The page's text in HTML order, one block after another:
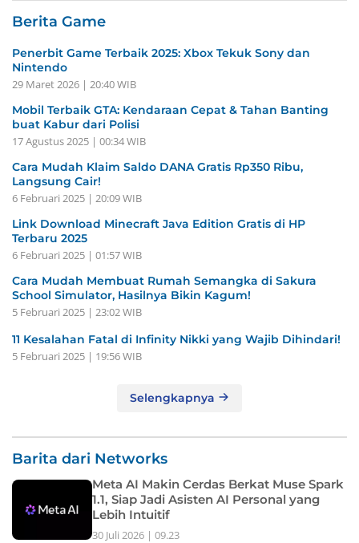
Berita Game
Penerbit Game Terbaik 2025: Xbox Tekuk Sony dan
Nintendo
29 Maret 2026 | 20:40 WIB
Mobil Terbaik GTA: Kendaraan Cepat & Tahan Banting
buat Kabur dari Polisi
17 Agustus 2025 | 00:34 WIB
Cara Mudah Klaim Saldo DANA Gratis Rp350 Ribu,
Langsung Cair!
6 Februari 2025 | 20:09 WIB
Link Download Minecraft Java Edition Gratis di HP
Terbaru 2025
6 Februari 2025 | 01:57 WIB
Cara Mudah Membuat Rumah Semangka di Sakura
School Simulator, Hasilnya Bikin Kagum!
5 Februari 2025 | 23:02 WIB
11 Kesalahan Fatal di Infinity Nikki yang Wajib Dihindari!
5 Februari 2025 | 19:56 WIB
Selengkapnya
Barita dari Networks
Meta AI Makin Cerdas Berkat Muse Spark
1.1, Siap Jadi Asisten AI Personal yang
Lebih Intuitif
30 Juli 2026 | 09.23